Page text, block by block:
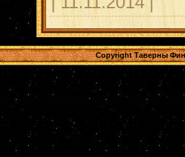
Copyright Таверны